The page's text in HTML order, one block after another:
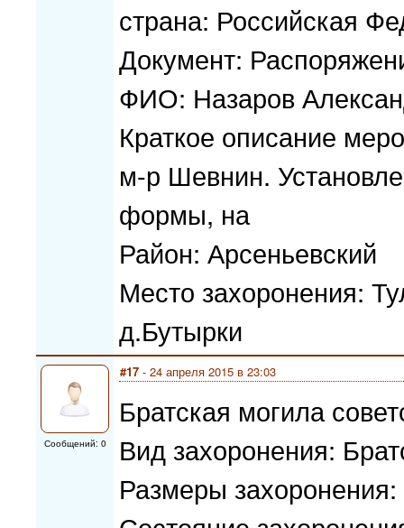
страна: Российская
Документ:
ФИО: Назаров
Краткое описание
м-р Шевнин.
формы, на
Район: Арсеньевский
Место захоронения:
д.Бутырки
Сообщений: 0
#17 - 24 апреля 2015 в 23:03
Братская могила
Вид захоронения:
Размеры